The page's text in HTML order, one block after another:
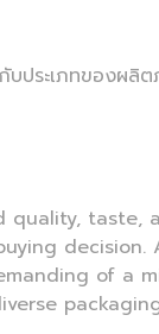
บประเภทของ
of a